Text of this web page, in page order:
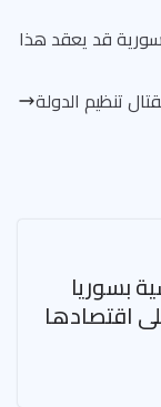
e
قد يعقد هذا
بسوريا
اقتصادها